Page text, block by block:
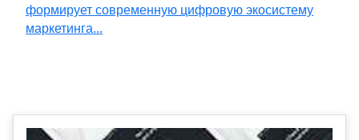
формирует современную цифровую экосистему
маркетинга...